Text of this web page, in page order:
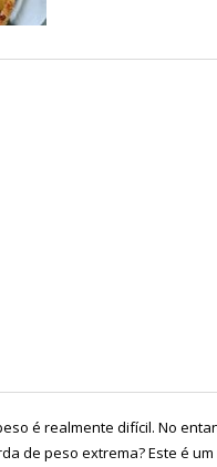
é realmente difícil. No
de peso extrema? Este é